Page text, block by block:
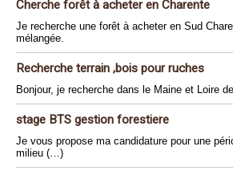
Cherche forêt à acheter en Charente
Je recherche une forêt à acheter en Sud
mélangée.
Recherche terrain ,bois pour ruches
Bonjour, je recherche dans le Maine et Loire
stage BTS gestion forestiere
Je vous propose ma candidature pour une
milieu (…)